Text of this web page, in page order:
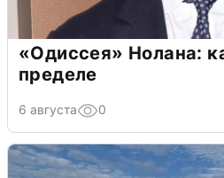
«Одиссея» Нолана:
пределе
6 августа 0